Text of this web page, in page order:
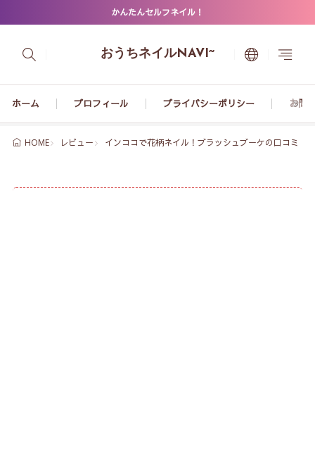
かんたんセルフネイル！
おうちネイルNAVI~
ホーム プロフィール プライバシーポリシー お問
HOME レビュー インココで花柄ネイル！ブラッシュブーケの口コミ【